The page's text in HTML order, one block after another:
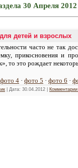
30 Апреля
детей и взрослых
часто не так
прикосновения и
то это рождает
фото 4 · фото 5 · фото 6 ·
| Дата: 30.04.2012